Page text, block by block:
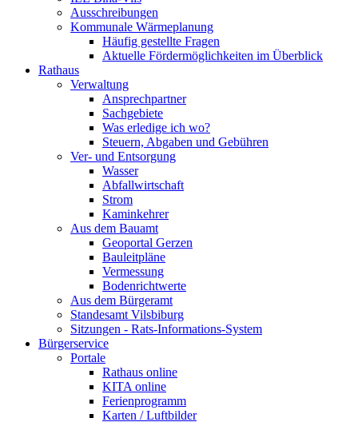
Ausschreibungen
Kommunale Wärmeplanung
Häufig gestellte Fragen
Aktuelle Fördermöglichkeiten im Überblick
Rathaus
Verwaltung
Ansprechpartner
Sachgebiete
Was erledige ich wo?
Steuern, Abgaben und Gebühren
Ver- und Entsorgung
Wasser
Abfallwirtschaft
Strom
Kaminkehrer
Aus dem Bauamt
Geoportal Gerzen
Bauleitpläne
Vermessung
Bodenrichtwerte
Aus dem Bürgeramt
Standesamt Vilsbiburg
Sitzungen - Rats-Informations-System
Bürgerservice
Portale
Rathaus online
KITA online
Ferienprogramm
Karten / Luftbilder